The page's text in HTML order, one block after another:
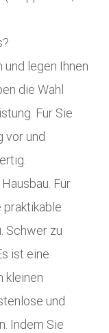
und legen Ihnen
die Wahl
Für Sie
vor und
Für
praktikable
Schwer zu
ist eine
kleinen
und
Indem Sie